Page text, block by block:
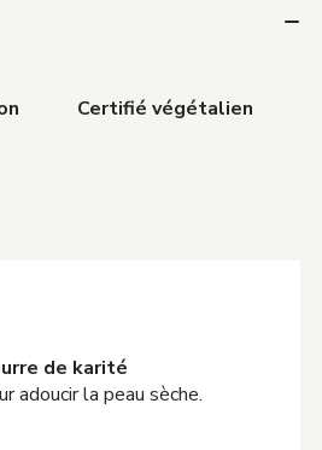
Certifié végétalien
de karité
adoucir la peau sèche.